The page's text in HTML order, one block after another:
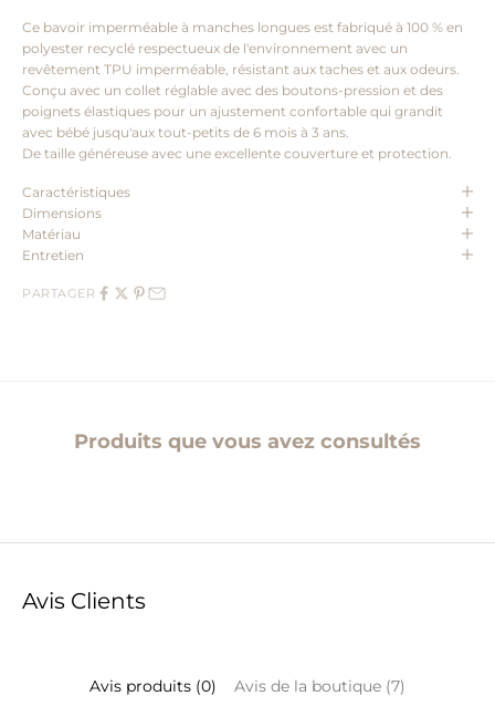
Ce bavoir imperméable à manches longues est fabriqué à 100 % en
polyester recyclé respectueux de l'environnement avec un
revêtement TPU imperméable, résistant aux taches et aux odeurs.
Conçu avec un collet réglable avec des boutons-pression et des
poignets élastiques pour un ajustement confortable qui grandit
avec bébé jusqu'aux tout-petits de 6 mois à 3 ans.
De taille généreuse avec une excellente couverture et protection.
Caractéristiques
Dimensions
Matériau
Entretien
PARTAGER
Produits que vous avez consultés
Avis Clients
Avis produits (0) Avis de la boutique (7)